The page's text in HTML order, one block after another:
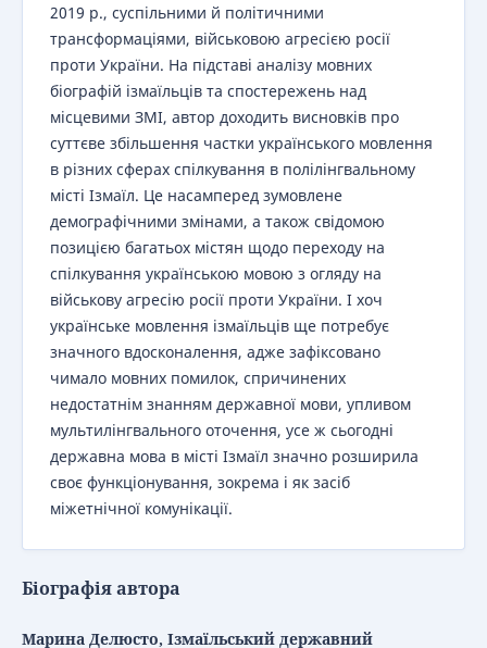
2019 р., суспільними й політичними
трансформаціями, військовою агресією росії
проти України. На підставі аналізу мовних
біографій ізмаїльців та спостережень над
місцевими ЗМІ, автор доходить висновків про
суттєве збільшення частки українського мовлення
в різних сферах спілкування в полілінгвальному
місті Ізмаїл. Це насамперед зумовлене
демографічними змінами, а також свідомою
позицією багатьох містян щодо переходу на
спілкування українською мовою з огляду на
військову агресію росії проти України. І хоч
українське мовлення ізмаїльців ще потребує
значного вдосконалення, адже зафіксовано
чимало мовних помилок, спричинених
недостатнім знанням державної мови, упливом
мультилінгвального оточення, усе ж сьогодні
державна мова в місті Ізмаїл значно розширила
своє функціонування, зокрема і як засіб
міжетнічної комунікації.
Біографія автора
Марина Делюсто, Ізмаїльський державний